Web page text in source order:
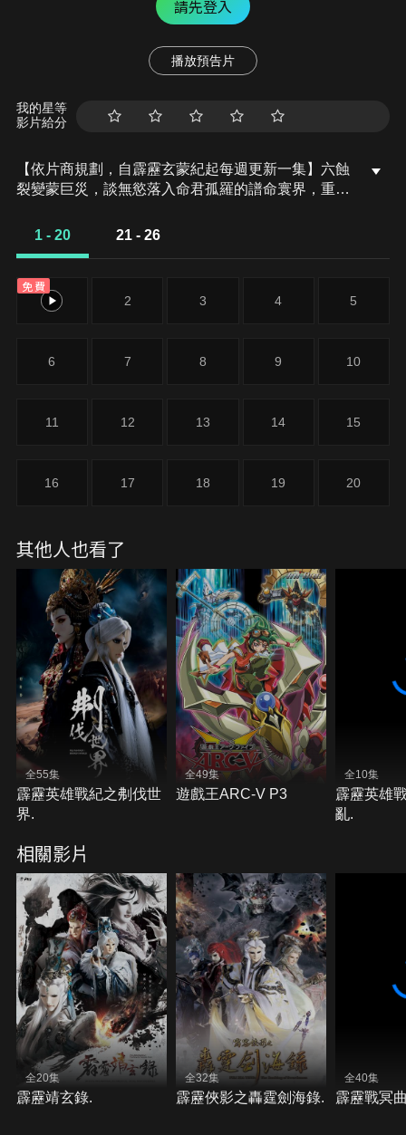
請先登入
播放預告片
我的星等
影片給分
【依片商規劃，自霹靂玄蒙紀起每週更新一集】六蝕
裂變蒙巨災，談無慾落入命君孤羅的譜命寰界，重重
現，命君三幻不盡，四象無形，彼此消長均勢之際，
一座秀麗莊宇，紫雲劍庭穩然鎮守極目天地，劍庭之
主紫鋒定海雲廣陵正商議要事，針對獰惡雙獸之死念
慾獸究竟從何而來？
1 - 20 21 - 26
免費
1 2 3 4 5
6 7 8 9 10
11 12 13 14 15
16 17 18 19 20
其他人也看了
全55集
霹靂英雄戰紀之刜伐世
界.
全49集
遊戲王ARC-V P3
全10集
霹靂英雄
亂.
相關影片
全20集
霹靂靖玄錄.
全32集
霹靂俠影之轟霆劍海錄.
全40集
霹靂戰冥